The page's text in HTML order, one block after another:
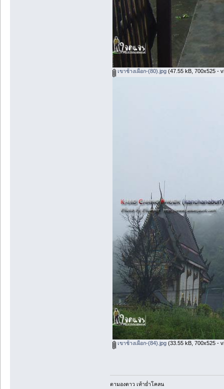
เขาช้างเผือก-(80).jpg(47.55 kB, 700x525 -
เขาช้างเผือก-(84).jpg(33.55 kB, 700x525 -
ตามองดาว เท้าย่ำโคลน